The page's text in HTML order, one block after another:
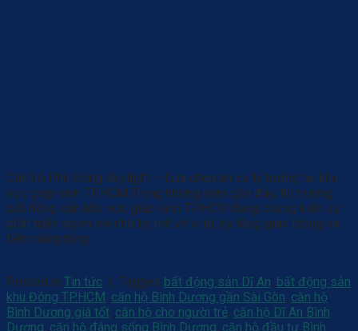
Căn hộ Phú Đông Skylight – Lựa chọn an cư lý tưởng tại khu
vực giáp ranh TP.HCM Trong những năm gần đây, thị trường
bất động sản khu vực giáp ranh TP.HCM đang chứng kiến sự
phát triển mạnh mẽ nhờ lợi thế về vị trí, hạ tầng giao thông và
tiềm năng tăng …
Posted in Tin tức Tagged bất động sản Dĩ An, bất động sản
khu Đông TP.HCM, căn hộ Bình Dương gần Sài Gòn, căn hộ
Bình Dương giá tốt, căn hộ cho người trẻ, căn hộ Dĩ An Bình
Dương, căn hộ đáng sống Bình Dương, căn hộ đầu tư Bình